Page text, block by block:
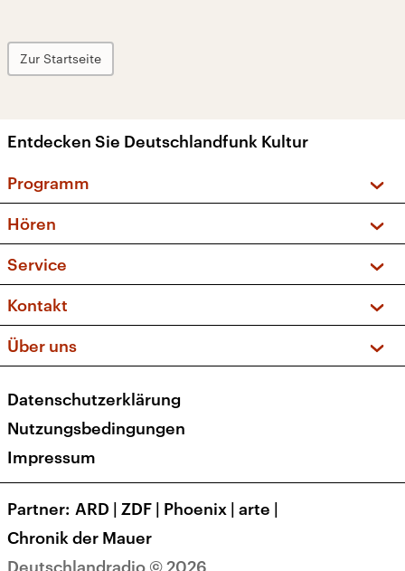
Zur Startseite
Entdecken Sie Deutschlandfunk Kultur
Programm
Sendungen und Podcasts
Musikliste
Kakadu – Das Kinderprogramm
Hören
Frequenzen (UKW + DAB+)
Service
FAQ
Apps
Newsletter
Veranstaltungen
Kontakt
Social Media
Über uns
Presse
Karriere
Transparenz
Deutschlandradio © 2026
Datenschutzerklärung
Nutzungsbedingungen
Impressum
Partner ARD | ZDF | Phoenix | arte |
Chronik der Mauer